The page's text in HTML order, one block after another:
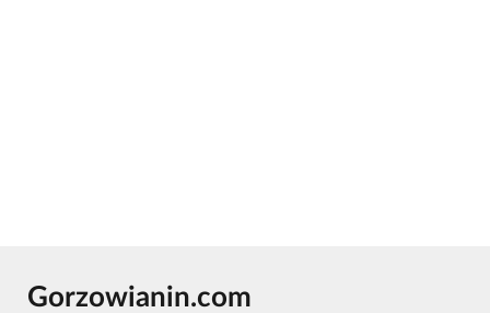
Gorzowianin.com